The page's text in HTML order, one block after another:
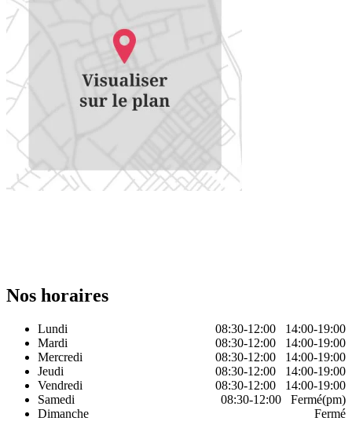
Nos horaires
Lundi
08:30-12:00 14:00-19:00
Mardi
08:30-12:00 14:00-19:00
Mercredi
08:30-12:00 14:00-19:00
Jeudi
08:30-12:00 14:00-19:00
Vendredi
08:30-12:00 14:00-19:00
Samedi
08:30-12:00 Fermé(pm)
Dimanche
Fermé